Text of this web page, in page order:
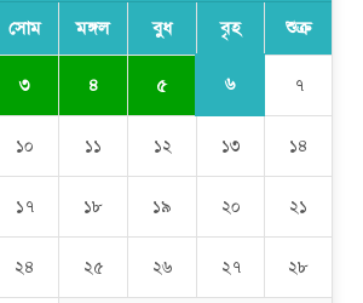
সোম মঙ্গল বুধ বৃহ শুক্র
৩ ৪ ৫ ৬ ৭
১০ ১১ ১২ ১৩ ১৪
১৭ ১৮ ১৯ ২০ ২১
২৪ ২৫ ২৬ ২৭ ২৮